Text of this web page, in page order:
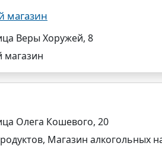
магазин
Веры Хоружей, 8
Олега Кошевого, 20
Магазин алкогольных